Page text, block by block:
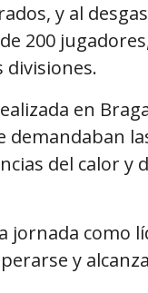
y al
200
divisiones.
en
del calor y
jornada como
y